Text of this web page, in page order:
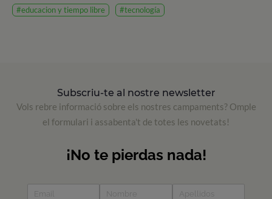
#educacion y tiempo libre
#tecnología
Subscriu-te al nostre newsletter
Vols rebre informació sobre els nostres campaments? Omple
el formulari i assabenta't de totes les novetats!